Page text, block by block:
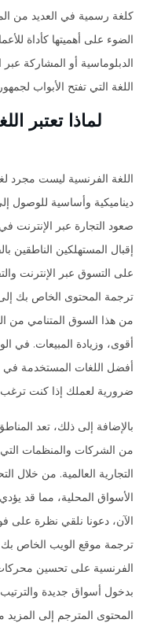
كلغة رسمية في العديد من
الضوء على أهميتها كأداة
الدبلوماسية أو المشاركة
اللغة التي تفتح الأبواب
لماذا تعتبر
اللغة الفرنسية ليست مجرد
ديناميكية وأساسية للوصول
صعود التجارة عبر الإنترنت
إقبال المستهلكين الناطقين
على التسوق عبر الإنترنت
ترجمة المحتوى الخاص بك إلى
من هذا السوق المتنامي من
أقوى، وزيادة المبيعات. في
أفضل اللغات المستخدمة في
ضرورية لعملك إذا كنت ترغب
بالإضافة إلى ذلك، تعد
من الشركات والمنظمات التي
التجارية العالمية. من خلال
الأسواق المحلية، مما قد
الآن، دعونا نلقي نظرة على
ترجمة موقع الويب الخاص بك
بدخول أسواق جديدة
المحتوى المترجم إلى